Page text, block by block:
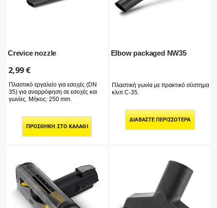
Crevice nozzle
2,99€
Πλαστικό εργαλείο για εσοχές (DN
35) για αναρρόφηση σε εσοχές και
γωνίες. Μήκος: 250 mm.
ΠΡΟΣΘΉΚΗ ΣΤΟ ΚΑΛΆΘΙ
Elbow packaged NW35
Πλαστική γωνία με πρακτικό σύστημα
κλιπ C-35.
ΔΙΑΒΆΣΤΕ ΠΕΡΙΣΣΌΤΕΡΑ